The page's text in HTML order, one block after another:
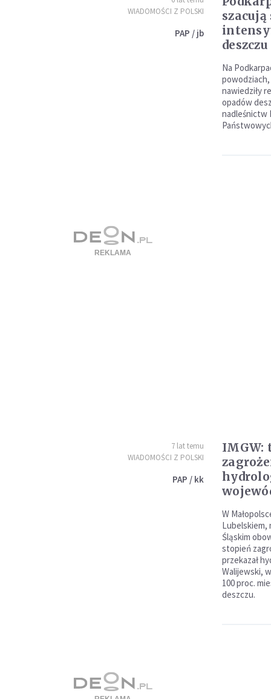
WIADOMOŚCI Z POLSKI
PAP / jb
szacują
deszczu
Na
nawiedziły
opadów
nadleśnictw
7 lat temu
WIADOMOŚCI Z POLSKI
PAP / kk
IMGW:
W
Lubelskiem,
Śląskim
stopień
przekazał
Walijewski,
100 proc.
deszczu.